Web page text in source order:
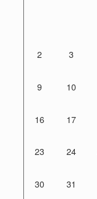
2 3
9 10
16 17
23 24
30 31